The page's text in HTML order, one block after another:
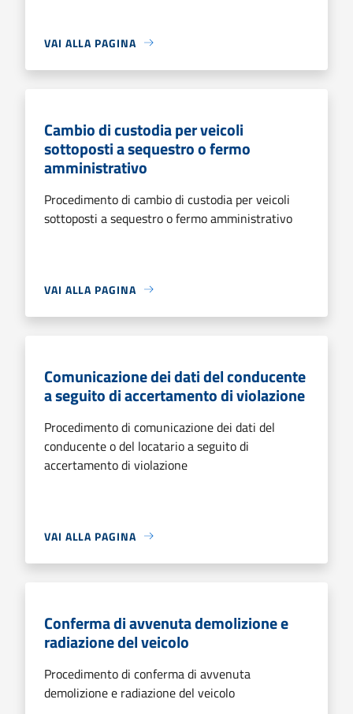
VAI ALLA PAGINA
Cambio di custodia per veicoli
sottoposti a sequestro o fermo
amministrativo
Procedimento di cambio di custodia per veicoli
sottoposti a sequestro o fermo amministrativo
VAI ALLA PAGINA
Comunicazione dei dati del conducente
a seguito di accertamento di violazione
Procedimento di comunicazione dei dati del
conducente o del locatario a seguito di
accertamento di violazione
VAI ALLA PAGINA
Conferma di avvenuta demolizione e
radiazione del veicolo
Procedimento di conferma di avvenuta
demolizione e radiazione del veicolo